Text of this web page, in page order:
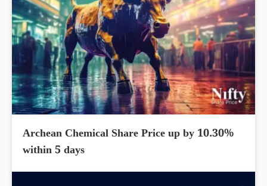
Archean Chemical Share Price up by 10.30%
within 5 days